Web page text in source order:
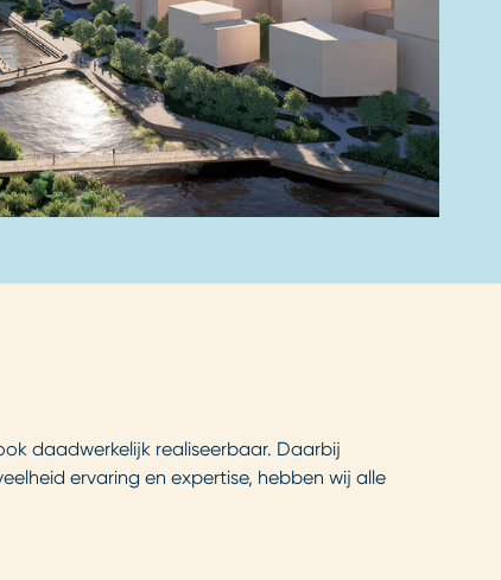
daadwerkelijk realiseerbaar. Daarbij
ervaring en expertise, hebben wij alle